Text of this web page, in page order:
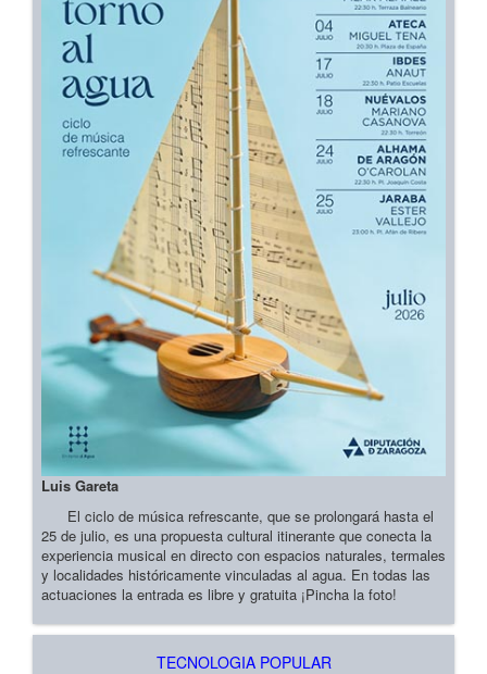
Luis Gareta
El ciclo de música refrescante, que se prolongará hasta el
25 de julio, es una propuesta cultural itinerante que conecta la
experiencia musical en directo con espacios naturales, termales
y localidades históricamente vinculadas al agua. En todas las
actuaciones la entrada es libre y gratuita ¡Pincha la foto!
TECNOLOGIA POPULAR